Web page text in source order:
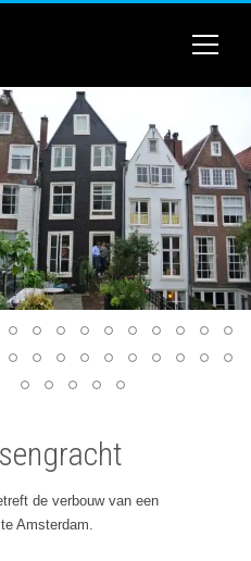
de verbouw van een
Amsterdam.